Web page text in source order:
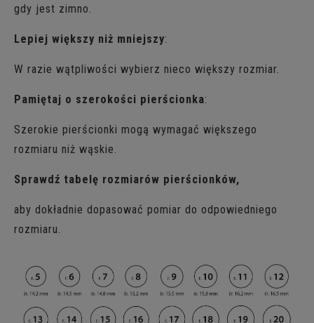
gdy jest zimno.
Lepiej większy niż mniejszy:
W razie wątpliwości wybierz nieco większy rozmiar.
Pamiętaj o szerokości pierścionka:
Szerokie pierścionki mogą wymagać większego
rozmiaru niż wąskie.
Sprawdź tabelę rozmiarów pierścionków,
aby dokładnie dopasować pomiar do odpowiedniego
rozmiaru.